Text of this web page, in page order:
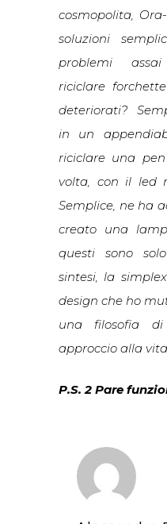
cosmopolita,
soluzioni
problemi
riciclare
deteriorati?
in un
riciclare una
volta, con il led
Semplice, ne ha
creato una
questi sono
sintesi, la
design che ho
una filosofia
approccio alla
P.S. 2 Pare